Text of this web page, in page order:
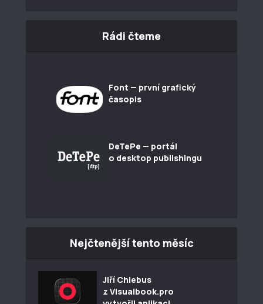
Rádi čteme
Font — první grafický
časopis
DeTePe — portál
o desktop publishingu
Nejčtenější tento měsíc
Jiří Chlebus
z Visualbook.pro